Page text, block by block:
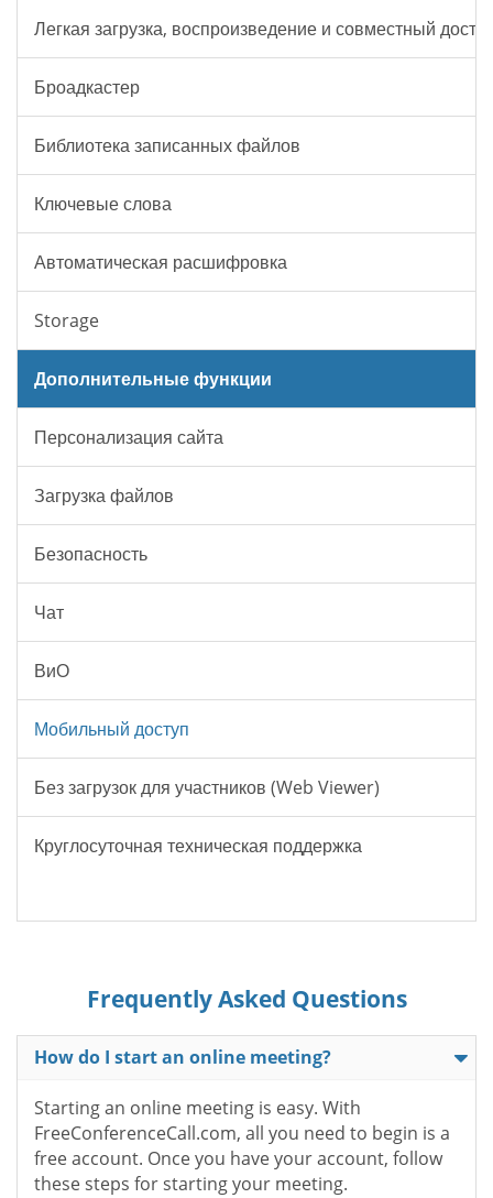
Легкая загрузка, воспроизведение и совместный
Броадкастер
Библиотека записанных файлов
Ключевые слова
Автоматическая расшифровка
Storage
Дополнительные функции
Персонализация сайта
Загрузка файлов
Безопасность
Чат
ВиО
Мобильный доступ
Без загрузок для участников (Web Viewer)
Круглосуточная техническая поддержка
Frequently Asked Questions
How do I start an online meeting?
Starting an online meeting is easy. With
FreeConferenceCall.com, all you need to begin is a
free account. Once you have your account, follow
these steps for starting your meeting.